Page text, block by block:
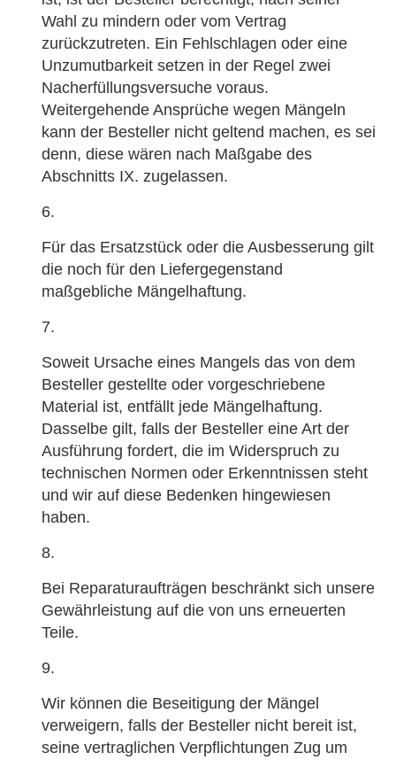
Wahl zu mindern oder vom Vertrag
zurückzutreten. Ein Fehlschlagen oder eine
Unzumutbarkeit setzen in der Regel zwei
Nacherfüllungsversuche voraus.
Weitergehende Ansprüche wegen Mängeln
kann der Besteller nicht geltend machen, es sei
denn, diese wären nach Maßgabe des
Abschnitts IX. zugelassen.
Für das Ersatzstück oder die Ausbesserung gilt
die noch für den Liefergegenstand
maßgebliche Mängelhaftung.
Soweit Ursache eines Mangels das von dem
Besteller gestellte oder vorgeschriebene
Material ist, entfällt jede Mängelhaftung.
Dasselbe gilt, falls der Besteller eine Art der
Ausführung fordert, die im Widerspruch zu
technischen Normen oder Erkenntnissen steht
und wir auf diese Bedenken hingewiesen
haben.
Bei Reparaturaufträgen beschränkt sich unsere
Gewährleistung auf die von uns erneuerten
Teile.
Wir können die Beseitigung der Mängel
verweigern, falls der Besteller nicht bereit ist,
seine vertraglichen Verpflichtungen Zug um